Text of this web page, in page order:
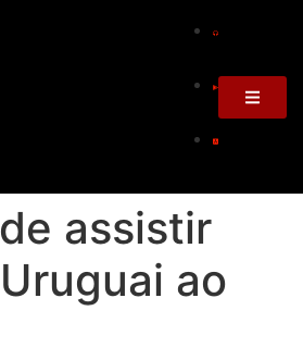
assistir
ao